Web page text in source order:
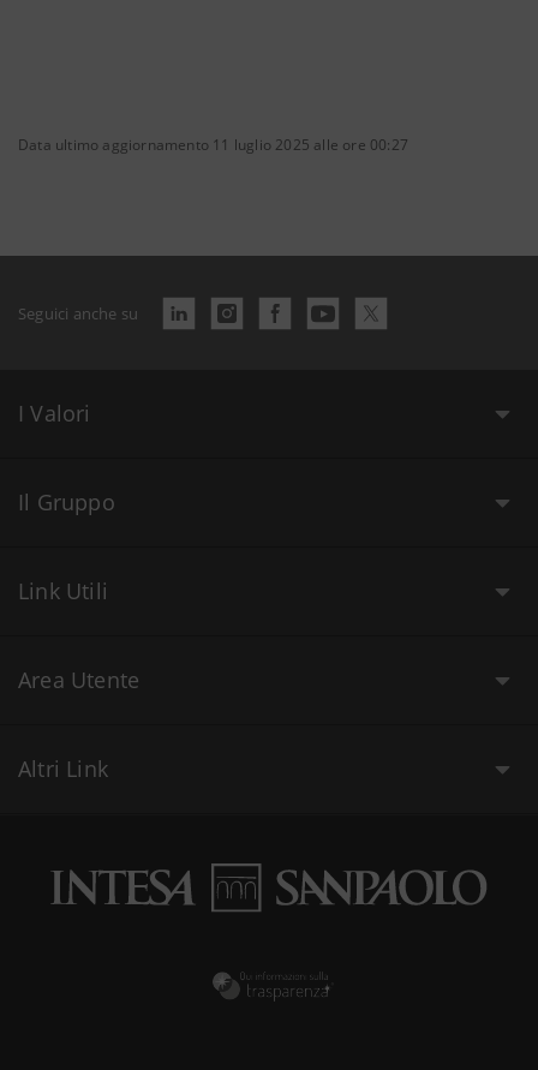
Data ultimo aggiornamento 11 luglio 2025 alle ore 00:27
Seguici anche su
I Valori
Il Gruppo
Link Utili
Area Utente
Altri Link